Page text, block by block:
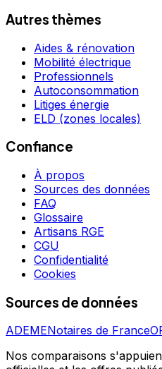
Autres thèmes
Aides & rénovation
Mobilité électrique
Professionnels
Autoconsommation
Litiges énergie
ELD (zones locales)
Confiance
À propos
Sources des données
FAQ
Glossaire
Artisans RGE
CGU
Confidentialité
Cookies
Sources de données
ADEMENotaires de France
Nos comparaisons